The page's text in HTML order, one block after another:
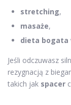
stretching,
masaże,
dieta bogata
Jeśli odczuwasz
rezygnacją z
takich jak spacer